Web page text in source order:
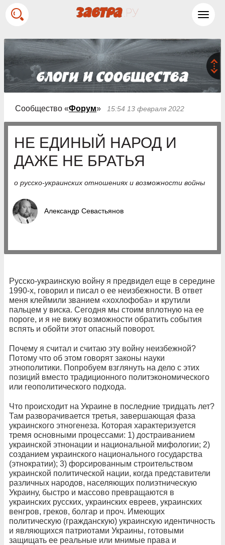
Сообщество «Форум» 15:54 13 февраля 2022
НЕ ЕДИНЫЙ НАРОД И
ДАЖЕ НЕ БРАТЬЯ
о русско-украинских отношениях и возможности войны
Александр Севастьянов
Русско-украинскую войну я предвидел еще в середине
1990-х, говорил и писал о ее неизбежности. В ответ
меня клеймили званием «хохлофоба» и крутили
пальцем у виска. Сегодня мы стоим вплотную на ее
пороге, и я не вижу возможности обратить события
вспять и обойти этот опасный поворот.
Почему я считал и считаю эту войну неизбежной?
Потому что об этом говорят законы науки
этнополитики. Попробуем взглянуть на дело с этих
позиций вместо традиционного политэкономического
или геополитического подхода.
Что происходит на Украине в последние тридцать лет?
Там разворачивается третья, завершающая фаза
украинского этногенеза. Которая характеризуется
тремя основными процессами: 1) достраиванием
украинской этнонации и национальной мифологии; 2)
созданием украинского национального государства
(этнократии); 3) форсированным строительством
украинской политической нации, когда представители
различных народов, населяющих полиэтническую
Украину, быстро и массово превращаются в
украинских русских, украинских евреев, украинских
венгров, греков, болгар и проч. Имеющих
политическую (гражданскую) украинскую идентичность
и являющихся патриотами Украины, готовыми
защищать ее реальные или мнимые права и